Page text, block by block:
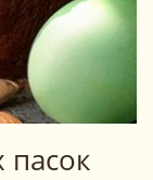
пасок